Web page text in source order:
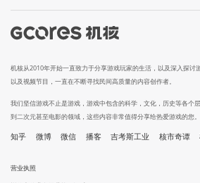
机核从2010年开始一直致力于分享游戏玩家的生活，以及深入探讨
以及视频节目，一直在不断寻找民间高质量的内容创作者。
我们坚信游戏不止是游戏，游戏中包含的科学，文化，历史等各个
到二次元甚至电影的领域，这些内容非常值得分享给热爱游戏的您。
知乎 微博 微信 播客 吉考斯工业 核市奇谭
营业执照